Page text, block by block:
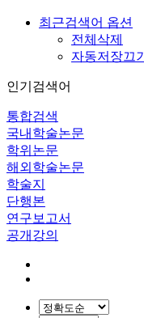
최근검색어 옵션
전체삭제
자동저장끄기
인기검색어
통합검색
국내학술논문
학위논문
해외학술논문
학술지
단행본
연구보고서
공개강의